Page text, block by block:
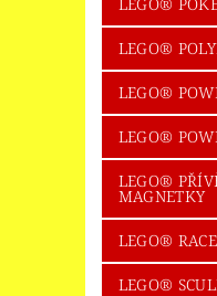
LEGO®
LEGO®
LEGO®
LEGO®
MAGNETKY
LEGO®
LEGO®